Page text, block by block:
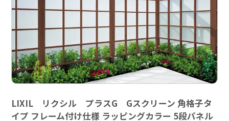
LIXIL リクシル プラスG Gスクリーン 角格子タ
イプ フレーム付け仕様 ラッピングカラー 5段パネル